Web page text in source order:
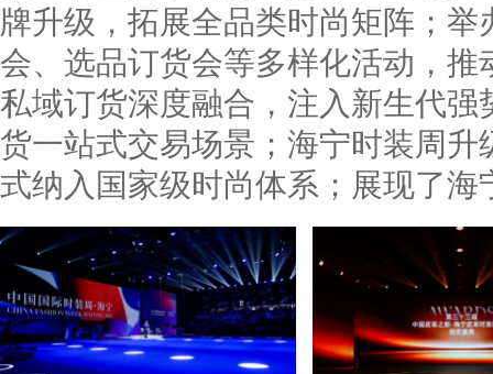
牌升级，拓展全品类时尚矩阵；
会、选品订货会等多样化活动，
私域订货深度融合，注入新生代
货一站式交易场景；海宁时装周升
式纳入国家级时尚体系；展现了